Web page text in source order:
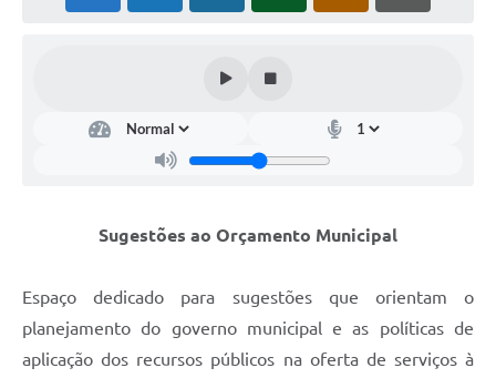
Sugestões ao Orçamento Municipal
Perguntas e Respostas Mais Frequentes
Arquivos para Download
VTN - Valor da Terra Nua
Sugestões ao Orçamento Municipal
Espaço dedicado para sugestões que orientam o
planejamento do governo municipal e as políticas de
aplicação dos recursos públicos na oferta de serviços à